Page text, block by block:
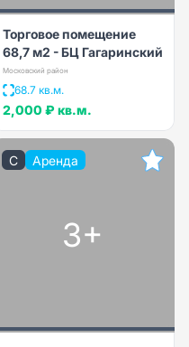
Торговое помещение
68,7 м2 - БЦ Гагаринский
Московский район
68.7 кв.м.
2,000 ₽ кв.м.
C Аренда
3+